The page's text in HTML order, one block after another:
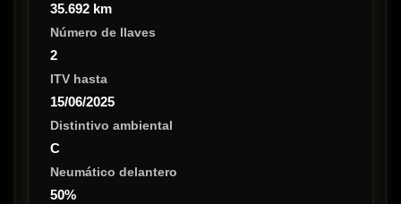
35.692 km
Número de llaves
2
ITV hasta
15/06/2025
Distintivo ambiental
C
Neumático delantero
50%